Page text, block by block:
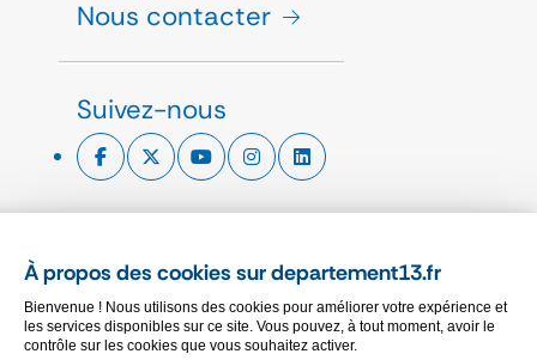
À propos des cookies sur departement13.fr
Bienvenue ! Nous utilisons des cookies pour améliorer votre expérience et
les services disponibles sur ce site. Vous pouvez, à tout moment, avoir le
contrôle sur les cookies que vous souhaitez activer.
Nous contacter
Suivez-nous
CHARTE GRAPHIQUE
MARCHÉS PUBLICS